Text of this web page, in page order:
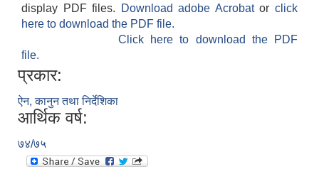
display PDF files.
Download adobe Acrobatorclick
here to download the PDF file.
Click here to download the PDF
file.
प्रकार:
ऐन, कानुन तथा निर्देशिका
आर्थिक वर्ष:
७४/७५